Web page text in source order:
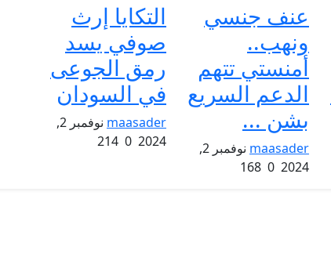
عنف جنسي
ونهب..
أمنستي تتهم
الدعم السريع
بشن ...
maasader
نوفمبر 2,
2024
التكايا إرث
صوفي يسد
رمق الجوعى
في السودان
maasader
نوفمبر 2,
2024